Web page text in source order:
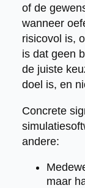
of de
wanneer
risicovol is,
is dat geen
de juiste
doel is, en
Concrete
andere:
maar